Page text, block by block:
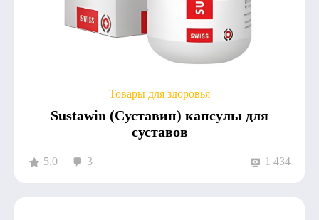
Товары для здоровья
Sustawin (Суставин) капсулы для
суставов
5.0 3 1 434